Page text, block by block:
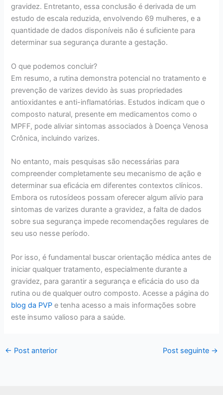
gravidez. Entretanto, essa conclusão é derivada de um
estudo de escala reduzida, envolvendo 69 mulheres, e a
quantidade de dados disponíveis não é suficiente para
determinar sua segurança durante a gestação.
O que podemos concluir?
Em resumo, a rutina demonstra potencial no tratamento e
prevenção de varizes devido às suas propriedades
antioxidantes e anti-inflamatórias. Estudos indicam que o
composto natural, presente em medicamentos como o
MPFF, pode aliviar sintomas associados à Doença Venosa
Crônica, incluindo varizes.
No entanto, mais pesquisas são necessárias para
compreender completamente seu mecanismo de ação e
determinar sua eficácia em diferentes contextos clínicos.
Embora os rutosídeos possam oferecer algum alívio para
sintomas de varizes durante a gravidez, a falta de dados
sobre sua segurança impede recomendações regulares de
seu uso nesse período.
Por isso, é fundamental buscar orientação médica antes de
iniciar qualquer tratamento, especialmente durante a
gravidez, para garantir a segurança e eficácia do uso da
rutina ou de qualquer outro composto. Acesse a página do
blog da PVP e tenha acesso a mais informações sobre
este insumo valioso para a saúde.
← Post anterior Post seguinte →